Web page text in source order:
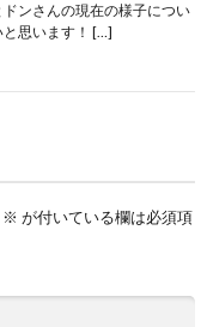
ンさんの現在の様子につい
思います！ […]
※ が付いている欄は必須項